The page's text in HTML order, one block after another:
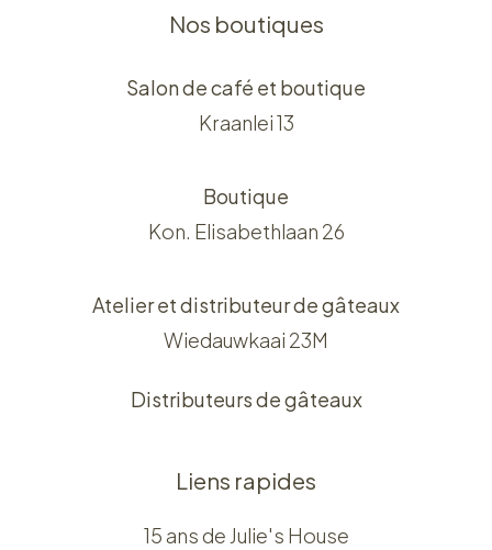
Nos boutiques
Salon de café et boutique
Kraanlei 13
Boutique
Kon. Elisabethlaan 26
Atelier et distributeur de gâteaux
Wiedauwkaai 23M
Distributeurs de gâteaux
Liens rapides
15 ans de Julie's House